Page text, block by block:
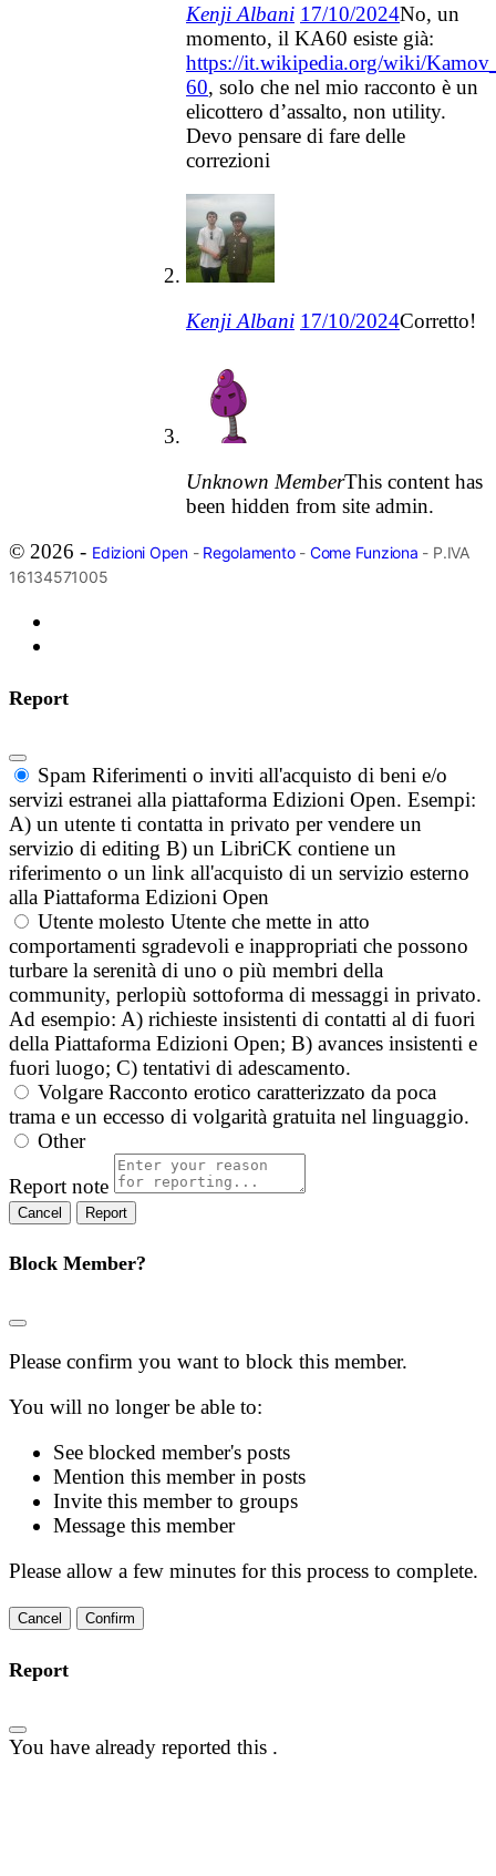
Kenji Albani 17/10/2024No, un
momento, il KA60 esiste già:
https://it.wikipedia.org/wiki/
60, solo che nel mio racconto è un
elicottero d’assalto, non utility.
Devo pensare di fare delle
correzioni
Kenji Albani 17/10/2024Corretto!
Unknown MemberThis content has
been hidden from site admin.
© 2026 - Edizioni Open- Regolamento- Come Funziona - P.IVA
16134571005
Report
Spam Riferimenti o inviti all'acquisto di beni e/o
servizi estranei alla piattaforma Edizioni Open. Esempi:
A) un utente ti contatta in privato per vendere un
servizio di editing B) un LibriCK contiene un
riferimento o un link all'acquisto di un servizio esterno
alla Piattaforma Edizioni Open
Utente molesto Utente che mette in atto
comportamenti sgradevoli e inappropriati che possono
turbare la serenità di uno o più membri della
community, perlopiù sottoforma di messaggi in privato.
Ad esempio: A) richieste insistenti di contatti al di fuori
della Piattaforma Edizioni Open; B) avances insistenti e
fuori luogo; C) tentativi di adescamento.
Volgare Racconto erotico caratterizzato da poca
trama e un eccesso di volgarità gratuita nel linguaggio.
Other
Report note
Report
Block Member?
Please confirm you want to block this member.
You will no longer be able to:
See blocked member's posts
Mention this member in posts
Invite this member to groups
Message this member
Please allow a few minutes for this process to complete.
Confirm
Report
You have already reported this .